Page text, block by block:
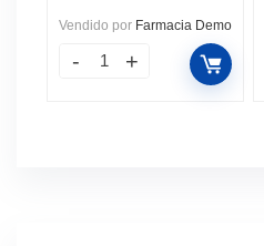
Vendido por Farmacia Demo